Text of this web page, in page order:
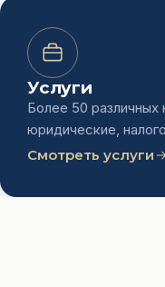
Услуги
Более 50
юридические,
Смотреть услуги